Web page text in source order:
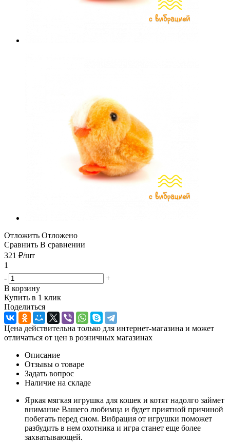
Отложить Отложено
Сравнить В сравнении
321 ₽/шт
1
-
+
В корзину
Купить в 1 клик
Поделиться
Цена действительна только для интернет-магазина и может
отличаться от цен в розничных магазинах
Описание
Отзывы о товаре
Задать вопрос
Наличие на складе
Яркая мягкая игрушка для кошек и котят надолго займет
внимание Вашего любимца и будет приятной причиной
побегать перед сном. Вибрация от игрушки поможет
разбудить в нем охотника и игра станет еще более
захватывающей.